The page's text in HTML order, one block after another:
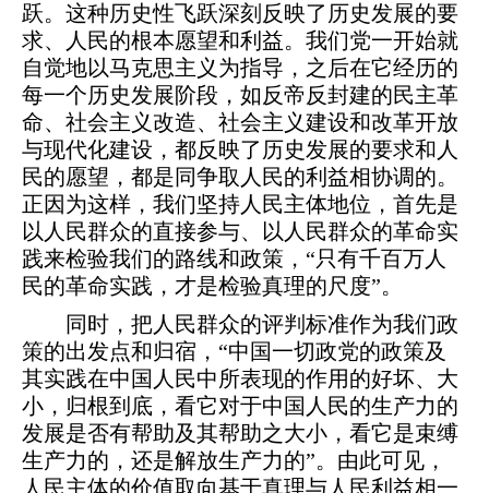
跃。这种历史性飞跃深刻反映了历史发展的要
求、人民的根本愿望和利益。我们党一开始就
自觉地以马克思主义为指导，之后在它经历的
每一个历史发展阶段，如反帝反封建的民主革
命、社会主义改造、社会主义建设和改革开放
与现代化建设，都反映了历史发展的要求和人
民的愿望，都是同争取人民的利益相协调的。
正因为这样，我们坚持人民主体地位，首先是
以人民群众的直接参与、以人民群众的革命实
践来检验我们的路线和政策，“只有千百万人
民的革命实践，才是检验真理的尺度”。
同时，把人民群众的评判标准作为我们政
策的出发点和归宿，“中国一切政党的政策及
其实践在中国人民中所表现的作用的好坏、大
小，归根到底，看它对于中国人民的生产力的
发展是否有帮助及其帮助之大小，看它是束缚
生产力的，还是解放生产力的”。由此可见，
人民主体的价值取向基于真理与人民利益相一